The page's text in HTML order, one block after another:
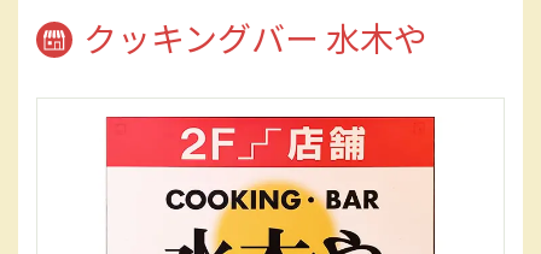
クッキングバー 水木や